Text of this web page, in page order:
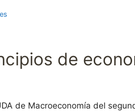
de
de Macroeconomía del